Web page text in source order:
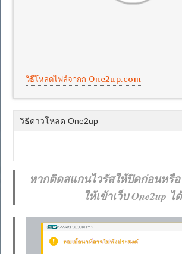
วิธีโหลดไฟล์จากก One2up.com
วิธีดาวโหลด One2up
หากติดสแกนไวรัสให้ปิดก่อนหรื
ให้เข้าเว็บ One2up ไ